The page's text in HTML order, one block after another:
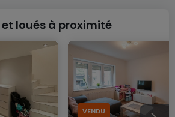
et loués à proximité
VENDU